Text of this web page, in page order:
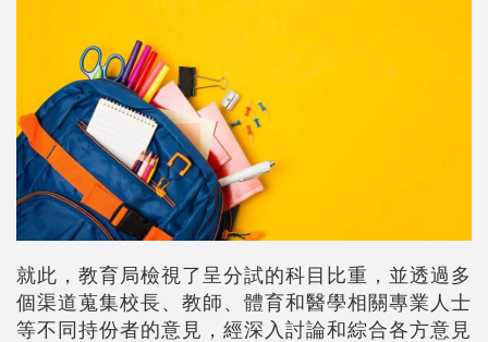
就此，教育局檢視了呈分試的科目比重，並透過多
個渠道蒐集校長、教師、體育和醫學相關專業人士
等不同持份者的意見，經深入討論和綜合各方意見